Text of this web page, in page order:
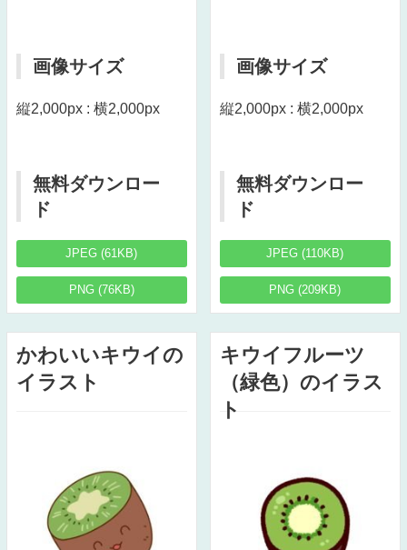
画像サイズ
縦2,000px : 横2,000px
無料ダウンロー
ド
JPEG (61KB)
PNG (76KB)
画像サイズ
縦2,000px : 横2,000px
無料ダウンロー
ド
JPEG (110KB)
PNG (209KB)
かわいいキウイの
イラスト
キウイフルーツ
（緑色）のイラス
ト